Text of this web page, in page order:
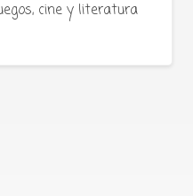
cine y literatura